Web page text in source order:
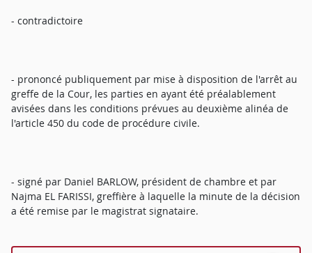
- contradictoire
- prononcé publiquement par mise à disposition de l'arrêt au
greffe de la Cour, les parties en ayant été préalablement
avisées dans les conditions prévues au deuxième alinéa de
l'article 450 du code de procédure civile.
- signé par Daniel BARLOW, président de chambre et par
Najma EL FARISSI, greffière à laquelle la minute de la décision
a été remise par le magistrat signataire.